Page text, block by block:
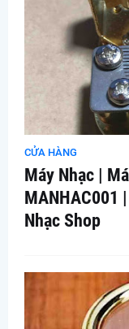
CỬA HÀNG
Máy Nhạc |
MANHAC001
Nhạc Shop